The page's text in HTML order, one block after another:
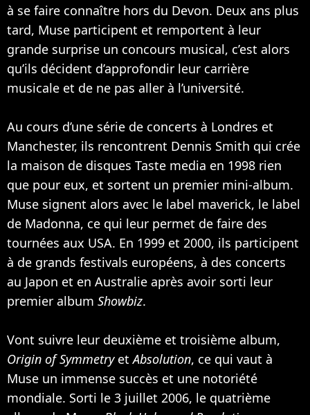
à se faire connaître hors du Devon. Deux ans plus
tard, Muse participent et remportent à leur
grande surprise un concours musical, c’est alors
qu’ils décident d’approfondir leur carrière
musicale et de ne pas aller à l’université.
Au cours d’une série de concerts à Londres et
Manchester, ils rencontrent Dennis Smith qui crée
la maison de disques Taste media en 1998 rien
que pour eux, et sortent un premier mini-album.
Muse signent alors avec le label maverick, le label
de Madonna, ce qui leur permet de faire des
tournées aux USA. En 1999 et 2000, ils participent
à de grands festivals européens, à des concerts
au Japon et en Australie après avoir sorti leur
premier album Showbiz.
Vont suivre leur deuxième et troisième album,
Origin of SymmetryetAbsolution, ce qui vaut à
Muse un immense succès et une notoriété
mondiale. Sorti le 3 juillet 2006, le quatrième